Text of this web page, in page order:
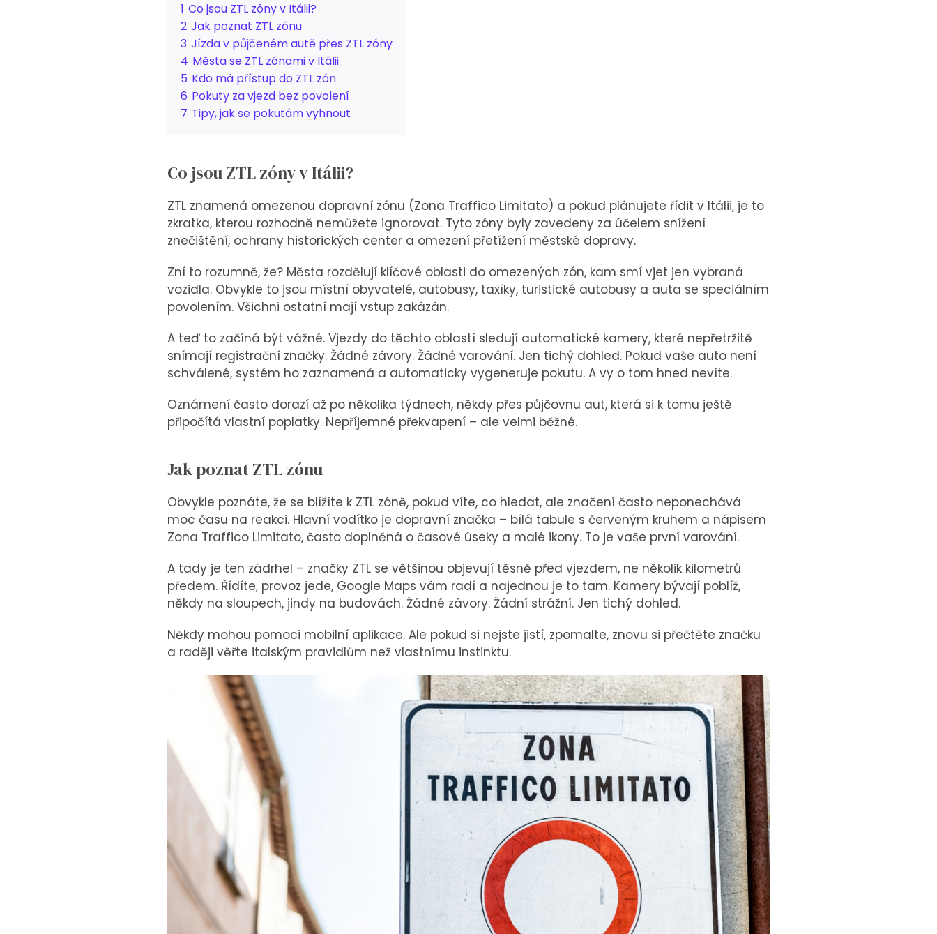
1 Co jsou ZTL zóny v Itálii?
2 Jak poznat ZTL zónu
3 Jízda v půjčeném autě přes ZTL zóny
4 Města se ZTL zónami v Itálii
5 Kdo má přístup do ZTL zón
6 Pokuty za vjezd bez povolení
7 Tipy, jak se pokutám vyhnout
Co jsou ZTL zóny v Itálii?
ZTL znamená omezenou dopravní zónu (Zona Traffico Limitato) a pokud plánujete řídit v Itálii, je to
zkratka, kterou rozhodně nemůžete ignorovat. Tyto zóny byly zavedeny za účelem snížení
znečištění, ochrany historických center a omezení přetížení městské dopravy.
Zní to rozumně, že? Města rozdělují klíčové oblasti do omezených zón, kam smí vjet jen vybraná
vozidla. Obvykle to jsou místní obyvatelé, autobusy, taxíky, turistické autobusy a auta se speciálním
povolením. Všichni ostatní mají vstup zakázán.
A teď to začíná být vážné. Vjezdy do těchto oblastí sledují automatické kamery, které nepřetržitě
snímají registrační značky. Žádné závory. Žádné varování. Jen tichý dohled. Pokud vaše auto není
schválené, systém ho zaznamená a automaticky vygeneruje pokutu. A vy o tom hned nevíte.
Oznámení často dorazí až po několika týdnech, někdy přes půjčovnu aut, která si k tomu ještě
připočítá vlastní poplatky. Nepříjemné překvapení – ale velmi běžné.
Jak poznat ZTL zónu
Obvykle poznáte, že se blížíte k ZTL zóně, pokud víte, co hledat, ale značení často neponechává
moc času na reakci. Hlavní vodítko je dopravní značka – bílá tabule s červeným kruhem a nápisem
Zona Traffico Limitato, často doplněná o časové úseky a malé ikony. To je vaše první varování.
A tady je ten zádrhel – značky ZTL se většinou objevují těsně před vjezdem, ne několik kilometrů
předem. Řídíte, provoz jede, Google Maps vám radí a najednou je to tam. Kamery bývají poblíž,
někdy na sloupech, jindy na budovách. Žádné závory. Žádní strážní. Jen tichý dohled.
Někdy mohou pomoci mobilní aplikace. Ale pokud si nejste jistí, zpomalte, znovu si přečtěte značku
a raději věřte italským pravidlům než vlastnímu instinktu.